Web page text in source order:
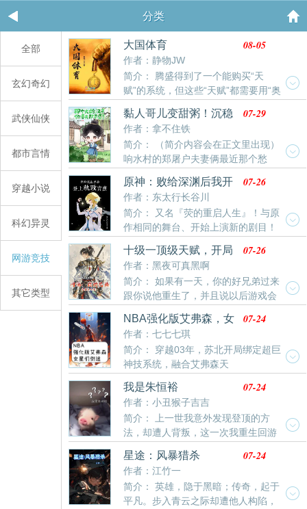
分类
全部
玄幻奇幻
武侠仙侠
都市言情
穿越小说
科幻异灵
网游竞技
其它类型
大国体育
作者：静物JW
08-05
简介： 腾盛得到了一个能购买“天
赋”的系统，但这些“天赋”都需要用“奥
林匹克点数”来购买。“新任务：世界杯出线！”“任务要
求：请帮助中国男足打入世界杯！”####“新任务：挑战
梦之队！”“任务要求：请迫使梦一队喊出暂停！”腾
盛：“？？？？？？”
黏人哥儿变甜粥！沉稳
屠户宠不够
作者：拿不住铁
07-29
简介： （简介内容会在正文里出现）
响水村的郑屠户夫妻俩最近那个愁
啊，他们儿子郑则，是村里出了名的大龄汉子，同龄人
的孩子都能下河摸鱼了，他今年二十一还没成亲。第一
个媒婆上门，郑则说要个力气大的；第二个媒婆上门，
郑则说要个会杀猪的；第三个媒婆上门，郑则说要样貌
好看的。响水村的狗听了都摇头，村民乐得看热闹，郑
则这眼光挑剔啊，怕不是要娶个天仙噢！郑屠户夫
妻：“”（叹气捂脸）一日父子俩从镇上卖完春笋驾牛
原神：败给深渊后我开
启了二周目
作者：东太行长谷川
07-26
简介： 又名『荧的重启人生』！与原
作相同的舞台、开始上演新的剧目！
欢迎「原学家」！在纳塔与深渊的对战中我不幸落败、
却因神秘力量得到重来的机会？这次的旅途我将联合众
多势力，向深渊大敌发起真正的决战！而在旅途的最
后，哥哥竟然……[轻小说风格荧第一人称全角色出场含
活动剧情无c倾向设定党经营逻辑慢热]感谢各位的阅读
和关注！
十级一顶级天赋，开局
就无敌
作者：黑夜可真黑啊
07-26
简介： 如果有一天，你的好兄弟过来
跟你说他重生了，并且说以后游戏会
和现实世界融合，末世降临。你会怎么办？李万基只当
是一个玩笑可是慢慢发现不对劲，现在发生的事儿都被
好兄弟说中了！不是，哥们？你来真的？既然好朋友重
生了，那李万基只需抱紧大腿，享受躺平人生……但玩
着玩着才慢慢发现……自己好像更强！到底是谁抱谁大
腿呢？？李万基信手一剑削掉魔神的半个脑袋，再次问
出那个问题，“到底是谁抱谁大腿啊？”说话！！！
NBA强化版艾弗森，女
星们倒追
作者：七七七琪
07-24
简介： 穿越03年，苏北开局绑定超巨
神技系统，融合艾弗森天
赋！、、、、、、等等。苏北成为马奎特大学大一新
生，联手韦德，从降维打击ncaa开始，不断获得超巨神
技，一步步制霸nba！！！爱情道路也是一帆风顺。颜
值实力人气金钱，一切都拉满的苏北，让女星们疯狂倒
追！！！“闪电侠”韦德：“和苏北当队友真是一件幸福的
事情！”“答案”艾弗森：“当一支球队有两个答案时，比赛
就可以结束了！”“小飞侠”科比：“我
我是朱恒裕
作者：小丑猴子吉吉
07-24
简介： 上一世我意外发现登顶的方
法，却遭人背叛，这一次我重生回游
戏开服当天，我势必要夺回一切，夺回属于我的一切。
星途：风暴猎杀
作者：江竹一
07-24
简介： 英雄，隐于黑暗；传奇，起于
平凡。步入青云之际却遭他人构陷，